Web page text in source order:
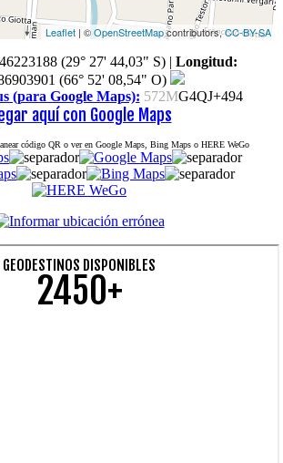
Leaflet | ©OpenStreetMapcontributors,CC-BY-SA
(29° 27' 44,03" S)| Longitud:
(66° 52' 08,54" O)
(para Google Maps): 572MG4QJ+494
aquí con Google Maps
código QR o ver en Google Maps, Bing Maps o HERE WeGo
GEODESTINOS DISPONIBLES
2450+